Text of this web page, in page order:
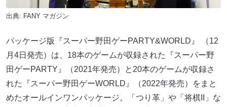
出典: FANY マガジン
パッケージ版『スーパー野田ゲーPARTY&WORLD』 （12
月4日発売）は、18本のゲームが収録された『スーパー野
田ゲーPARTY』（2021年発売）と20本のゲームが収録さ
れた『スーパー野田ゲーWORLD』（2022年発売）をまと
めたオールインワンパッケージ。「つり革」や「将棋II」な